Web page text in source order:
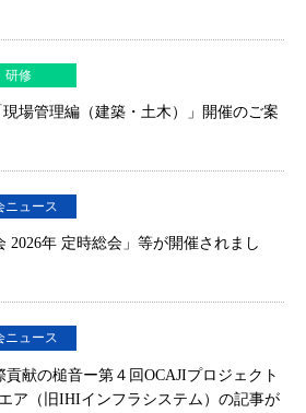
研修
場管理編（建築・土木）」開催のご案
ニュース
2026年 定時総会」等が開催されまし
ニュース
献の槌音ー第４回OCAJIプロジェクト
ア（旧IHIインフラシステム）の記事が